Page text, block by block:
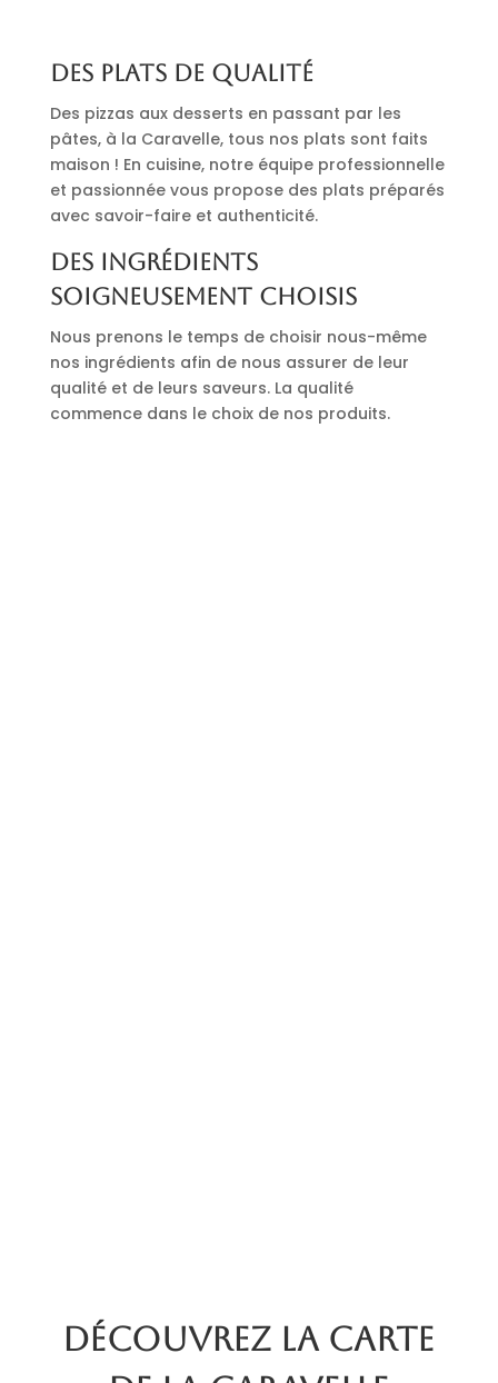
Des plats de qualité
Des pizzas aux desserts en passant par les
pâtes, à la Caravelle, tous nos plats sont faits
maison ! En cuisine, notre équipe professionnelle
et passionnée vous propose des plats préparés
avec savoir-faire et authenticité.
Des ingrédients
soigneusement choisis
Nous prenons le temps de choisir nous-même
nos ingrédients afin de nous assurer de leur
qualité et de leurs saveurs. La qualité
commence dans le choix de nos produits.
Découvrez la carte